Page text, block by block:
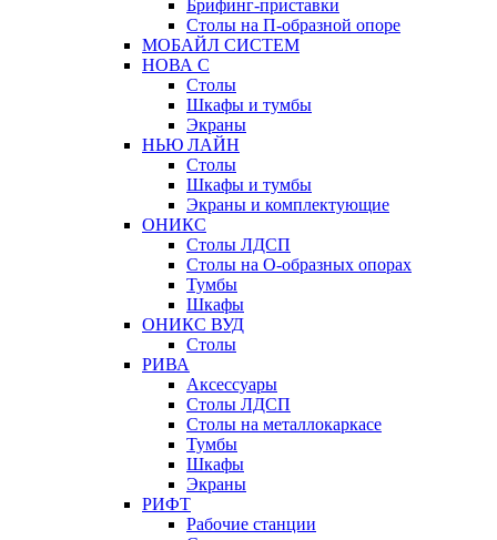
Брифинг-приставки
Столы на П-образной опоре
МОБАЙЛ СИСТЕМ
НОВА С
Столы
Шкафы и тумбы
Экраны
НЬЮ ЛАЙН
Столы
Шкафы и тумбы
Экраны и комплектующие
ОНИКС
Столы ЛДСП
Столы на О-образных опорах
Тумбы
Шкафы
ОНИКС ВУД
Столы
РИВА
Аксессуары
Столы ЛДСП
Столы на металлокаркасе
Тумбы
Шкафы
Экраны
РИФТ
Рабочие станции